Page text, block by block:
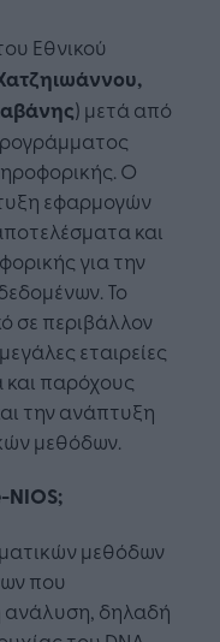
Εθνικού
) μετά από
Ο
εφαρμογών
και
για την
Το
σε περιβάλλον
εταιρείες
και παρόχους
την ανάπτυξη
μεθόδων.
NIOS;
μεθόδων
που
ανάλυση, δηλαδή